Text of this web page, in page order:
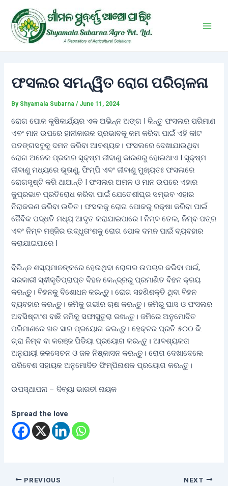
content
ଫସଲର ସମନ୍ୱିତ ରୋଗ ପରିଚାଳନା
By Shyamala Subarna/ June 11, 2024
ରୋଗ ପୋକ କୃଷିକାର୍ଯ୍ୟର ଏକ ଅଭିନ୍ନ ଅଙ୍ଗ I କିନ୍ତୁ ଫସଲର ପରିମାଣ
ଏବଂ ମାନ ଉପରେ ହାନୀକାରକ ପ୍ରଭାବକୂ କମ କରିବା ପାଇଁ ଏହି କୀଟ
ପତଙ୍ଗସବୁକୁ ଦମନ କରିବା ଆବଶ୍ୟକ। ଫସଲରେ ଦେଖାଯାଉଥିବା
ରୋଗ ଅନେକ ପ୍ରକାର ସୂକ୍ଷ୍ମ ଜୀବାଣୁ କାରଣରୁ ହୋଇଥାଏ I ସୂକ୍ଷ୍ମ
ଜୀବାଣୁ ମଧ୍ୟରେ ଭୂତାଣୁ, ଫିମ୍ପି ଏବଂ ଜୀବାଣୁ ମୁଖ୍ୟତଃ ଫସଲରେ
ରୋଗସୃଷ୍ଟି କରି ଥାଆନ୍ତି I ଫସଲର ଅମଳ ଓ ମାନ ଉପରେ ଏହାର
କୁପ୍ରଭାବ ପ୍ରତିରୋଧ କରିବା ପାଇଁ ଯେତେଶୀଘ୍ର ସମ୍ଭବ ଏହାର
ନିରାକରଣ କରିବା ଉଚିତ। ଫସଲକୁ ରୋଗ ପୋକରୁ ରକ୍ଷା କରିବା ପାଇଁ
ଜୈବିକ ପଦ୍ଧତି ମଧ୍ୟ ଆଦୃତ କରାଯାଇପାରେ I ନିମ୍ବ ତେଲ, ନିମ୍ବ ପତ୍ର
ଏବଂ ନିମ୍ବ ମଞ୍ଜିର ଉଦ୍ଧୃତାଂଶକୁ ରୋଗ ପୋକ ଦମନ ପାଇଁ ବ୍ୟବହାର
କରାଯାଇପାରେ I
ବିଭିନ୍ନ ଶସ୍ୟମାନଙ୍କରେ ହେଉଥିବା ରୋଗର ଉପଚାର କରିବା ପାଇଁ,
ସରକାରୀ ସ୍ଵୀକୃତିପ୍ରାପ୍ତ ବିହନ କେନ୍ଦ୍ରରୁ ପ୍ରମାଣିତ ବିହନ କ୍ରୟ
କରନ୍ତୁ। ବିହନକୁ ବିଶୋଧନ କରନ୍ତୁ। ରୋଗ ସହଣିଶକ୍ତି ଥିବା ବିହନ
ବ୍ୟବହାର କରନ୍ତୁ। ଜମିକୁ ଗଭୀର ଚାଷ କରନ୍ତୁ। ଜମିରୁ ଘାସ ଓ ଫସଲର
ଅବସିଷ୍ଟାଂଶ ବାଛି ଜମିକୁ ସଫାସୁତୁରା ରଖନ୍ତୁ। ଜମିରେ ଅନୁମୋଦିତ
ପରିମାଣରେ ଖତ ସାର ପ୍ରୟୋଗ କରନ୍ତୁ। ହେକ୍ଟର ପ୍ରତି ୫୦୦ କି.
ଗ୍ରା ନିମ୍ବ ବା କରଞ୍ଜ ପିଡିୟା ପ୍ରୟୋଗ କରନ୍ତୁ। ଆବଶ୍ୟକତା
ଅନୁଯାୟୀ ଜଳସେଚନ ଓ ଜଳ ନିଷ୍କାସନ କରନ୍ତୁ। ରୋଗ ଦେଖାଦେଲେ
ପରିବେଶ ସହାୟକ ଅନୁମୋଦିତ ଫିମ୍ପିନାଶକ ପ୍ରୟୋଗ କରନ୍ତୁ।
ଉପସ୍ଥାପନା – ଦିବ୍ୟା ଭାରତୀ ନାୟକ
Spread the love
navigation
PREVIOUS NEXT